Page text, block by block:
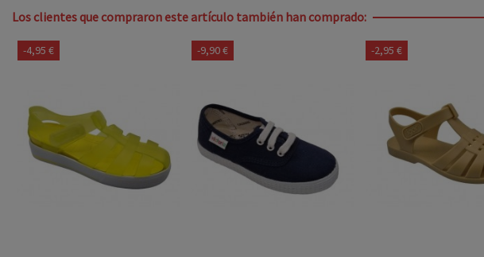
Los clientes que compraron este artículo también han comprado:
-4,95 € -9,90 € -2,95 €